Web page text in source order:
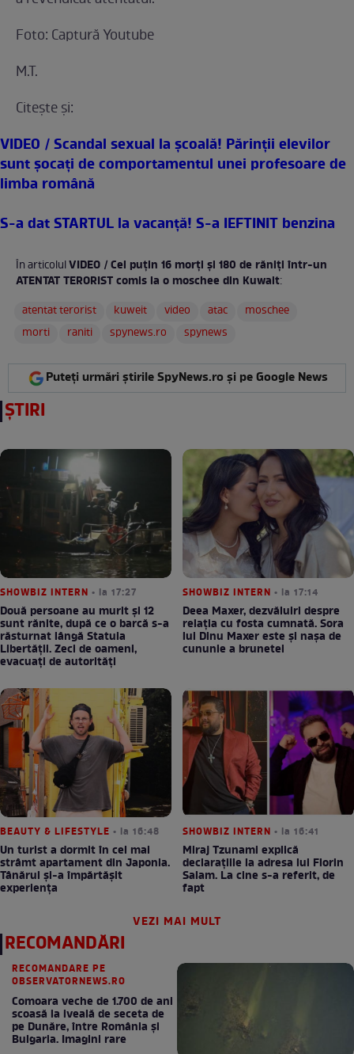
Foto: Captură Youtube
M.T.
Citeşte şi:
VIDEO / Scandal sexual la şcoală! Părinţii elevilor
sunt şocaţi de comportamentul unei profesoare de
limba română
S-a dat STARTUL la vacanţă! S-a IEFTINIT benzina
În articolulVIDEO / Cel puțin 16 morți și 180 de răniți într-un
ATENTAT TERORIST comis la o moschee din Kuwait:
atentat terorist
kuweit video atac
moschee
morti
raniti spynews.ro spynews
Puteți urmări știrile SpyNews.ro și pe Google News
ȘTIRI
SHOWBIZ INTERN • la 17:27
Două persoane au murit și 12
sunt rănite, după ce o barcă s-a
răsturnat lângă Statuia
Libertății. Zeci de oameni,
evacuați de autorități
SHOWBIZ INTERN • la 17:14
Deea Maxer, dezvăluiri despre
relația cu fosta cumnată. Sora
lui Dinu Maxer este și nașa de
cununie a brunetei
BEAUTY & LIFESTYLE • la 16:48
Un turist a dormit în cel mai
strâmt apartament din Japonia.
Tânărul și-a împărtășit
experiența
SHOWBIZ INTERN • la 16:41
Miraj Tzunami explică
declarațiile la adresa lui Florin
Salam. La cine s-a referit, de
fapt
VEZI MAI MULT
RECOMANDĂRI
RECOMANDARE PE
OBSERVATORNEWS.RO
Comoara veche de 1.700 de ani
scoasă la iveală de seceta de
pe Dunăre, între România şi
Bulgaria. Imagini rare